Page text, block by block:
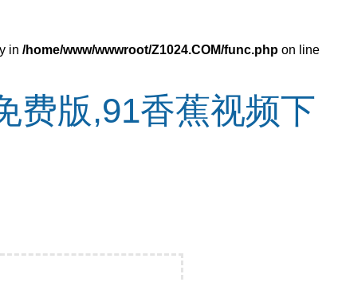
in /home/www/wwwroot/Z1024.COM/func.php on line
费版,91香蕉视频下